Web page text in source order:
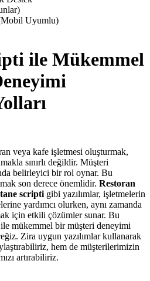
Uyumlu)
ile Mükemmel
veya kafe işletmesi oluşturmak,
sınırlı değildir. Müşteri
belirleyici bir rol oynar. Bu
son derece önemlidir. Restoran
scripti gibi yazılımlar, işletmelerin
yardımcı olurken, aynı zamanda
için etkili çözümler sunar. Bu
mükemmel bir müşteri deneyimi
Zira uygun yazılımlar kullanarak
hem de müşterilerimizin
artırabiliriz.